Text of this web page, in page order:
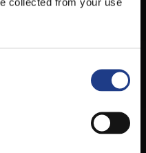
KÉZBŐL ÉRTESÜLHESSEN
ELÉRHETŐ ANDROID ÉS IOS RENDSZEREKRE AZ
ISMERT HELYEKEN, VAGY IDE KATTINTVA :